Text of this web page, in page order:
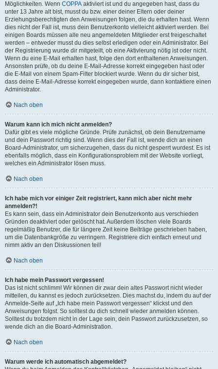
Möglichkeiten. Wenn COPPA aktiviert ist und du angegeben hast, dass du
unter 13 Jahre alt bist, musst du bzw. einer deiner Eltern oder deiner
Erziehungsberechtigten den Anweisungen folgen, die du erhalten hast. Wenn
dies nicht der Fall ist, muss dein Benutzerkonto vielleicht aktiviert werden. Bei
einigen Boards müssen alle neu angemeldeten Mitglieder erst freigeschaltet
werden – entweder musst du dies selbst erledigen oder ein Administrator. Bei
der Registrierung wurde dir mitgeteilt, ob eine Aktivierung nötig ist oder nicht.
Wenn du eine E-Mail erhalten hast, folge den dort enthaltenen Anweisungen.
Ansonsten prüfe, ob du deine E-Mail-Adresse korrekt eingegeben hast oder
die E-Mail von einem Spam-Filter blockiert wurde. Wenn du dir sicher bist,
dass deine E-Mail-Adresse korrekt eingegeben wurde, dann kontaktiere einen
Administrator.
Nach oben
Warum kann ich mich nicht anmelden?
Dafür gibt es viele mögliche Gründe. Prüfe zunächst, ob dein Benutzername
und dein Passwort richtig sind. Wenn dies der Fall ist, wende dich an einen
Board-Administrator, um sicherzugehen, dass du nicht gesperrt wurdest. Es ist
ebenfalls möglich, dass ein Konfigurationsproblem mit der Website vorliegt,
welches ein Administrator lösen muss.
Nach oben
Ich habe mich vor einiger Zeit registriert, kann mich aber nicht mehr
anmelden?!
Es kann sein, dass ein Administrator dein Benutzerkonto aus verschieden
Gründen deaktiviert oder gelöscht hat. Außerdem löschen viele Boards
regelmäßig Benutzer, die für längere Zeit keine Beiträge geschrieben haben,
um die Datenbankgröße zu verringern. Registriere dich einfach erneut und
nimm aktiv an den Diskussionen teil!
Nach oben
Ich habe mein Passwort vergessen!
Das ist nicht schlimm! Wir können dir zwar dein altes Passwort nicht wieder
mitteilen, du kannst es jedoch zurücksetzen. Dies machst du, indem du auf der
Anmelde-Seite auf „Ich habe mein Passwort vergessen“ klickst und den
Anweisungen folgst. So solltest du dich schnell wieder anmelden können.
Solltest du trotzdem nicht in der Lage sein, dein Passwort zurückzusetzen, so
wende dich an die Board-Administration.
Nach oben
Warum werde ich automatisch abgemeldet?